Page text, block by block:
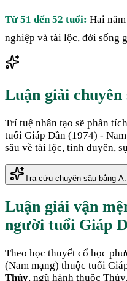
Từ 51 đến 52 tuổi: Hai
nghiệp và tài lộc, đời sống
Luận giải chuyên
Trí tuệ nhân tạo sẽ phân
tuổi Giáp Dần (1974) - Nam
sâu về tài lộc, tình duyên,
Tra cứu chuyên sâu bằng
Luận giải vận
người tuổi Giáp
Theo học thuyết cổ học
(Nam mạng) thuộc tuổi
Thủy, ngũ hành thuộc Thủy